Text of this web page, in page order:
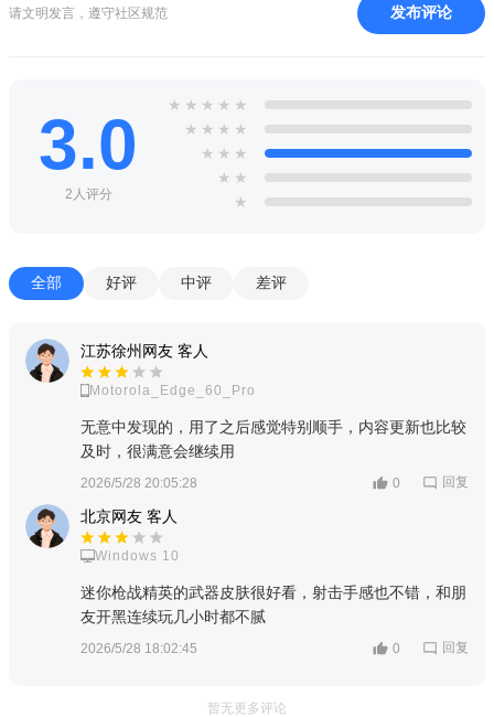
请文明发言，遵守社区规范 发布评论
3.0
2人评分
★ ★ ★ ★ ★
★ ★ ★ ★
★ ★ ★
★ ★
★
全部 好评 中评 差评
江苏徐州网友 客人
Motorola_Edge_60_Pro
无意中发现的，用了之后感觉特别顺手，内容更新也比较
及时，很满意会继续用
2026/5/28 20:05:28 0 回复
北京网友 客人
Windows 10
迷你枪战精英的武器皮肤很好看，射击手感也不错，和朋
友开黑连续玩几小时都不腻
2026/5/28 18:02:45 0 回复
暂无更多评论